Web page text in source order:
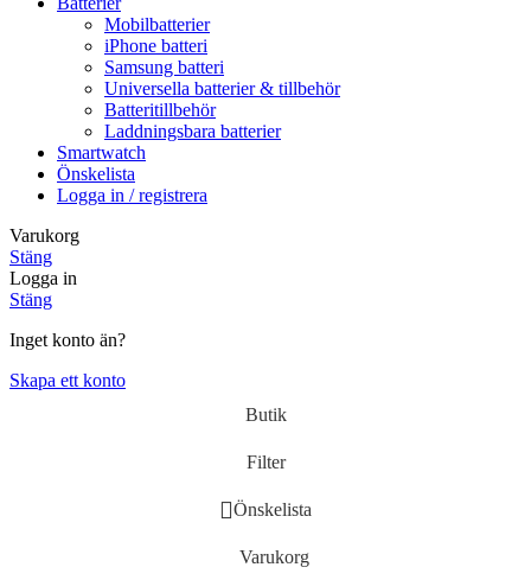
Mobilbatterier
iPhone batteri
Samsung batteri
Universella batterier & tillbehör
Batteritillbehör
Laddningsbara batterier
Smartwatch
Önskelista
Logga in / registrera
Varukorg
Stäng
Logga in
Stäng
Inget konto än?
Skapa ett konto
Butik
Filter
Önskelista
Varukorg